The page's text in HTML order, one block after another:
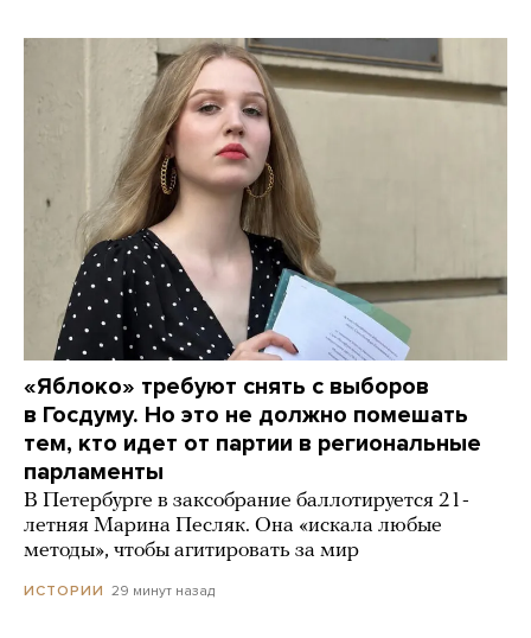
«Яблоко» требуют снять с выборов
в Госдуму. Но это не должно помешать
тем, кто идет от партии в региональные
парламенты
В Петербурге в заксобрание баллотируется 21-
летняя Марина Песляк. Она «искала любые
методы», чтобы агитировать за мир
ИСТОРИИ 29 минут назад